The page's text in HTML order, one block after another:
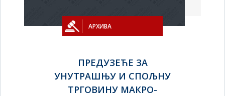
АРХИВА
ПРЕДУЗЕЋЕ ЗА
УНУТРАШЊУ И СПОЉНУ
ТРГОВИНУ МАКРО-